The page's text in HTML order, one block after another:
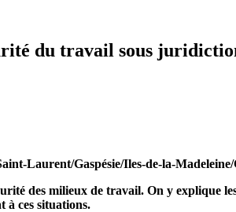
du travail sous
Laurent/Gaspésie/Iles-de-la-
des milieux de travail. On y explique
à ces situations.